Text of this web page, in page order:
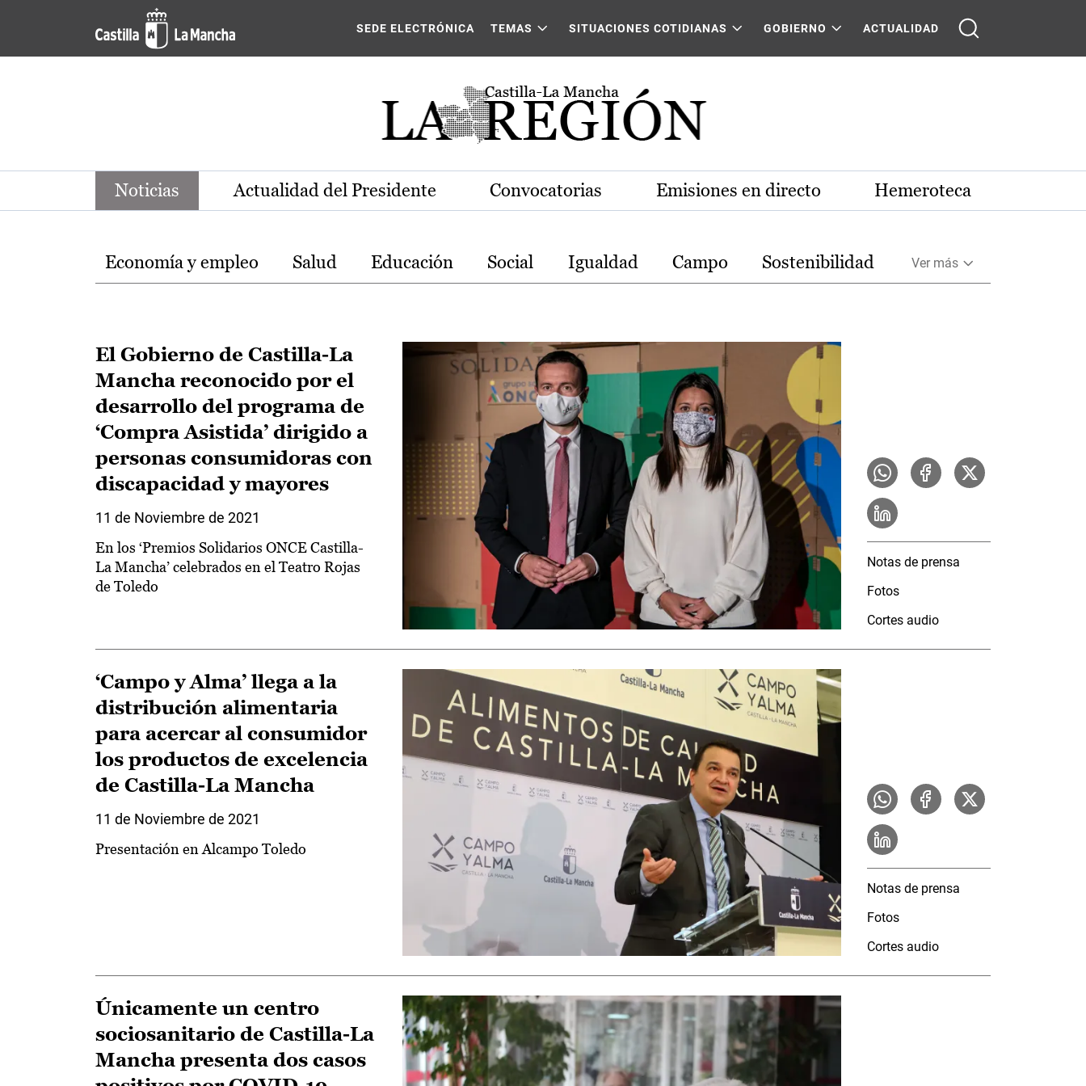
Pasar al contenido principal
Noticias de la región de Castilla-La Mancha
SEDE ELECTRÓNICA TEMAS SITUACIONES COTIDIANAS GOBIERNO ACTUALIDAD
Noticias Actualidad del Presidente Convocatorias Emisiones en directo Hemeroteca
Temas
Economía y empleo Salud Educación Social Igualdad Campo Sostenibilidad Ver más
El Gobierno de Castilla-La
Mancha reconocido por el
desarrollo del programa de
‘Compra Asistida’ dirigido a
personas consumidoras con
discapacidad y mayores
11 de Noviembre de 2021
En los ‘Premios Solidarios ONCE Castilla-
La Mancha’ celebrados en el Teatro Rojas
de Toledo
Notas de prensa
Fotos
Cortes audio
‘Campo y Alma’ llega a la
distribución alimentaria
para acercar al consumidor
los productos de excelencia
de Castilla-La Mancha
11 de Noviembre de 2021
Presentación en Alcampo Toledo
Notas de prensa
Fotos
Cortes audio
Únicamente un centro
sociosanitario de Castilla-La
Mancha presenta dos casos